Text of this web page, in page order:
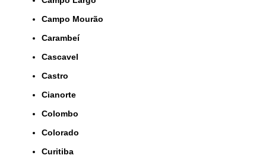
Campo Mourão
Carambeí
Cascavel
Castro
Cianorte
Colombo
Colorado
Curitiba